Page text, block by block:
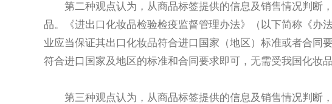
第二种观点认为，从商品标签提供的信息及销售情况判断
品。《进出口化妆品检验检疫监督管理办法》（以下简称《办
业应当保证其出口化妆品符合进口国家（地区）标准或者合同
符合进口国家及地区的标准和合同要求即可，无需受我国化妆
第三种观点认为，从商品标签提供的信息及销售情况判断